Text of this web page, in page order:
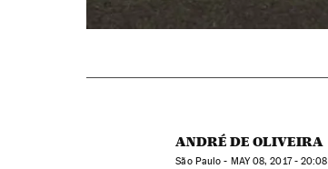
ANDRÉ DE OLIVEIRA
São Paulo - MAY08, 2017 - 20:08